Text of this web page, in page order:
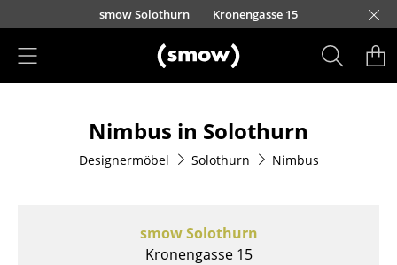
Direkt zum Inhaltsmow Solothurn Kronengasse 15
Sitzmöbel
Esszimmerstühle
Nimbus in Solothurn
Designermöbel Solothurn Nimbus
smow Solothurn
Kronengasse 15